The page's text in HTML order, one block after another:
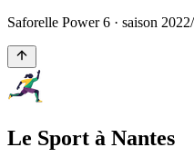
Saforelle Power 6 · saison 2022/
Le Sport à Nantes